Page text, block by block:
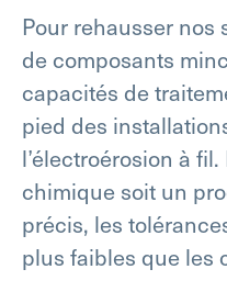
Pour rehausser nos
de composants
capacités de
pied des
l’électroérosion à
chimique soit un
précis, les
plus faibles que les